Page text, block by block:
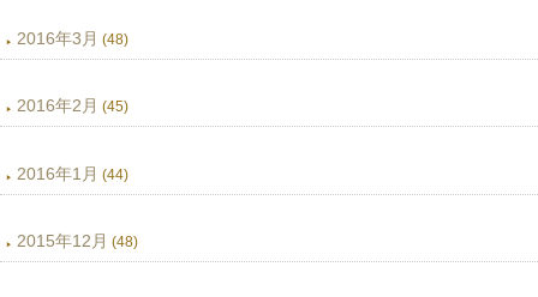
2016年3月 (48)
2016年2月 (45)
2016年1月 (44)
2015年12月 (48)